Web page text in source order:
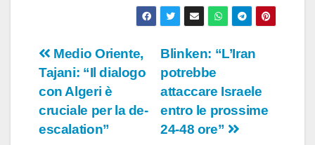
Navigazione
articoli
Blinken: “L’Iran
potrebbe
attaccare Israele
entro le prossime
24-48 ore”
Medio Oriente,
Tajani: “Il dialogo
con Algeri è
cruciale per la de-
escalation”